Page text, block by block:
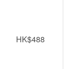
HK$488